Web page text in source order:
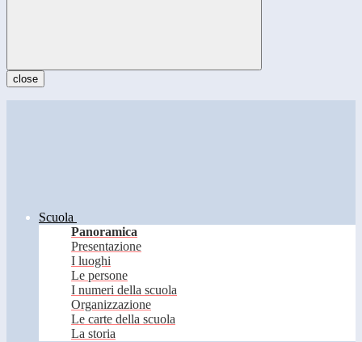
close
Scuola
Panoramica
Presentazione
I luoghi
Le persone
I numeri della scuola
Organizzazione
Le carte della scuola
La storia